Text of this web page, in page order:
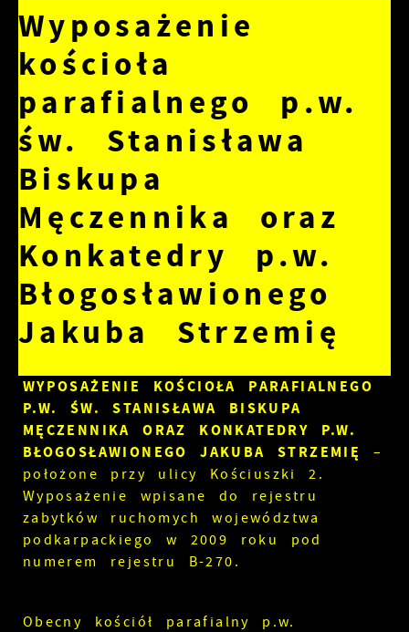
Wyposażenie
kościoła
parafialnego p.w.
św. Stanisława
Biskupa
Męczennika oraz
Konkatedry p.w.
Błogosławionego
Jakuba Strzemię
WYPOSAŻENIE KOŚCIOŁA PARAFIALNEGO
P.W. ŚW. STANISŁAWA BISKUPA
MĘCZENNIKA ORAZ KONKATEDRY P.W.
BŁOGOSŁAWIONEGO JAKUBA STRZEMIĘ
–
położone przy ulicy Kościuszki 2.
Wyposażenie wpisane do rejestru
zabytków ruchomych województwa
podkarpackiego w 2009 roku pod
numerem rejestru B-270.
Obecny kościół parafialny p.w.